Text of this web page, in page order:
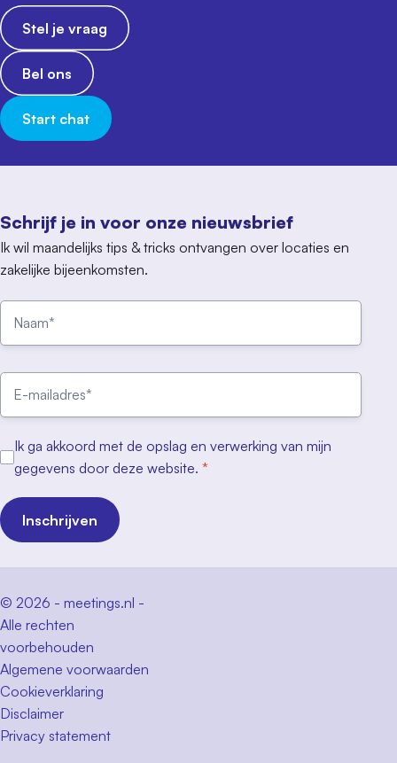
Schrijf je in voor onze nieuwsbrief
Ik wil maandelijks tips & tricks ontvangen over locaties en
zakelijke bijeenkomsten.
Ik ga akkoord met de opslag en verwerking van mijn
gegevens door deze website. *
Inschrijven
Stel je vraag
Bel ons
Start chat
© 2026 - meetings.nl -
Alle rechten
voorbehouden
Algemene voorwaarden
Cookieverklaring
Disclaimer
Privacy statement